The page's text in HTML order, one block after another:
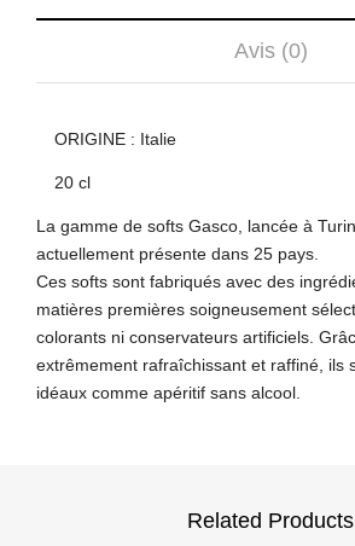
Avis (0)
ORIGINE : Italie
20 cl
La gamme de softs Gasco, lancée à
actuellement présente dans 25 pays.
Ces softs sont fabriqués avec des
matières premières soigneusement
colorants ni conservateurs artificiels.
extrêmement rafraîchissant et raffiné, ils
idéaux comme apéritif sans alcool.
Related Products